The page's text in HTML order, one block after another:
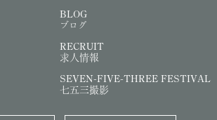
BLOG
ブログ
RECRUIT
求人情報
SEVEN-FIVE-THREE FESTIVAL
七五三撮影